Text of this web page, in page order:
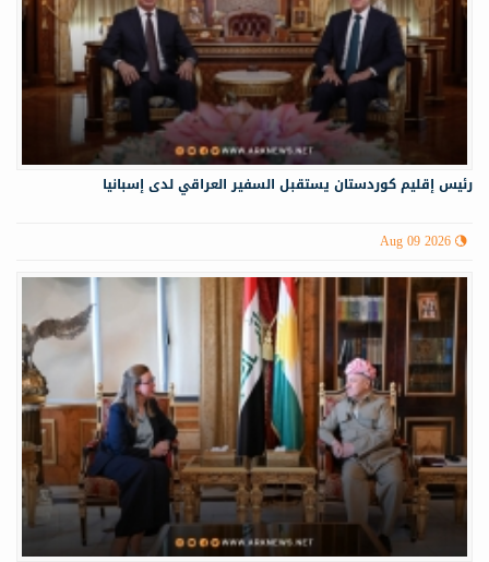
رئيس إقليم كوردستان يستقبل السفير العراقي لدى إسبانيا
Aug 09 2026